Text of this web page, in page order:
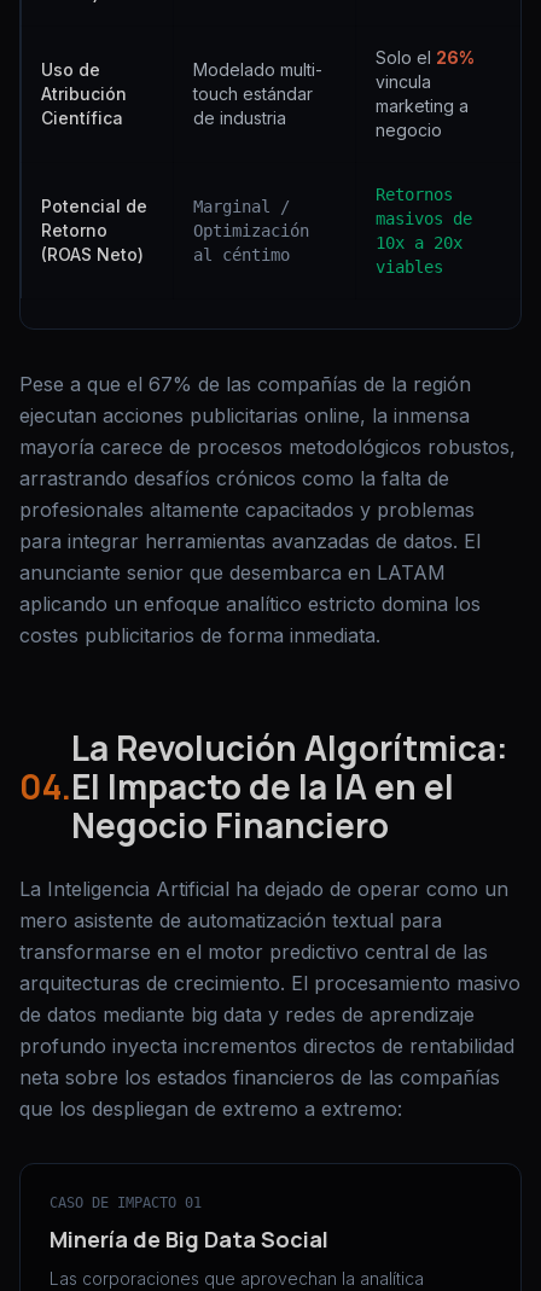
Uso de
Atribución
Científica
Modelado multi-
touch estándar
de industria
Solo el 26%
vincula
marketing a
negocio
Potencial de
Retorno
(ROAS Neto)
Marginal /
Optimización
al céntimo
Retornos
masivos de
10x a 20x
viables
Pese a que el 67% de las compañías de la región
ejecutan acciones publicitarias online, la inmensa
mayoría carece de procesos metodológicos robustos,
arrastrando desafíos crónicos como la falta de
profesionales altamente capacitados y problemas
para integrar herramientas avanzadas de datos. El
anunciante senior que desembarca en LATAM
aplicando un enfoque analítico estricto domina los
costes publicitarios de forma inmediata.
04.
La Revolución Algorítmica:
El Impacto de la IA en el
Negocio Financiero
La Inteligencia Artificial ha dejado de operar como un
mero asistente de automatización textual para
transformarse en el motor predictivo central de las
arquitecturas de crecimiento. El procesamiento masivo
de datos mediante big data y redes de aprendizaje
profundo inyecta incrementos directos de rentabilidad
neta sobre los estados financieros de las compañías
que los despliegan de extremo a extremo:
CASO DE IMPACTO 01
Minería de Big Data Social
Las corporaciones que aprovechan la analítica